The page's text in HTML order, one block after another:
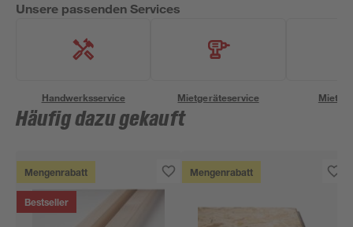
Unsere passenden Services
Handwerksservice Mietgeräteservice
Häufig dazu gekauft
Mengenrabatt
Bestseller
Mengenrabatt